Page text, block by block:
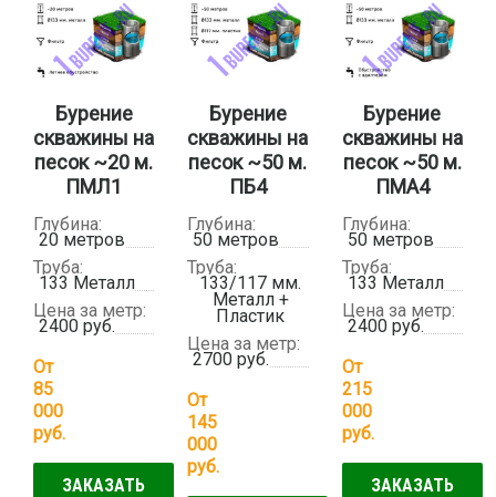
Бурение
скважины на
песок ~20 м.
ПМЛ1
Глубина:
20 метров
Труба:
133 Металл
Цена за метр:
2400 руб.
От
85
000
руб.
ЗАКАЗАТЬ
Бурение
скважины на
песок ~50 м.
ПБ4
Глубина:
50 метров
Труба:
133/117 мм.
Металл +
Пластик
Цена за метр:
2700 руб.
От
145
000
руб.
Бурение
скважины на
песок ~50 м.
ПМА4
Глубина:
50 метров
Труба:
133 Металл
Цена за метр:
2400 руб.
От
215
000
руб.
ЗАКАЗАТЬ